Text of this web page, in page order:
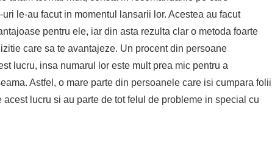
le-au facut in momentul lansarii lor. Acestea au facut
pentru ele, iar din asta rezulta clar o metoda foarte
care sa te avantajeze. Un procent din persoane
lucru, insa numarul lor este mult prea mic pentru a
Astfel, o mare parte din persoanele care isi cumpara folii
lucru si au parte de tot felul de probleme in special cu